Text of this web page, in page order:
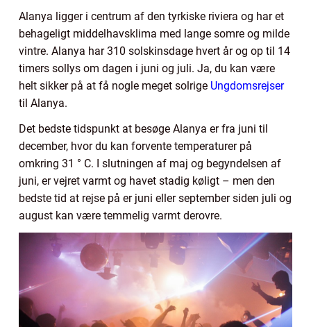
Alanya ligger i centrum af den tyrkiske riviera og har et
behageligt middelhavsklima med lange somre og milde
vintre. Alanya har 310 solskinsdage hvert år og op til 14
timers sollys om dagen i juni og juli. Ja, du kan være
helt sikker på at få nogle meget solrige Ungdomsrejser
til Alanya.
Det bedste tidspunkt at besøge Alanya er fra juni til
december, hvor du kan forvente temperaturer på
omkring 31 ° C. I slutningen af ​​maj og begyndelsen af ​​
juni, er vejret varmt og havet stadig køligt – men den
bedste tid at rejse på er juni eller september siden juli og
august kan være temmelig varmt derovre.